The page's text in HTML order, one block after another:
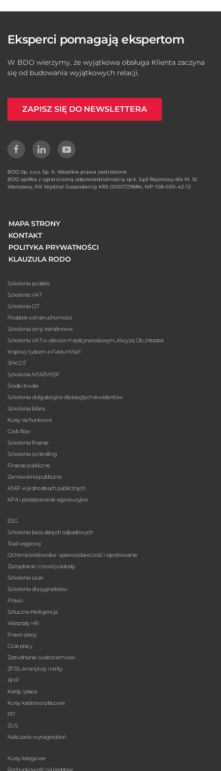
Eksperci pomagają ekspertom
W BDO wierzymy, że wyjątkowa obsługa Klienta zaczyna
się od budowania wyjątkowych relacji.
ZAPISZ SIĘ DO NEWSLETTERA
BDO Sp. z.o.o. Sp. K. Wszelkie prawa zastrzeżone
BDO spółka z ograniczoną odpowiedzialnością sp.k. Sąd Rejonowy dla M. St.
Warszawy, XIII Wydział Gospodarczy KRS 0000729684, NIP 108-000-42-12
MAPA STRONY
KONTAKT
POLITYKA PRYWATNOŚCI
KLAUZULA RODO
Szkolenia podatki
Szkolenia VAT
Szkolenia CIT
Podatek od nieruchomości
Szkolenia ceny transferowe
Szkolenia VAT w obrocie międzynarodowym, Akcyza, Cło, Intrastat
Krajowy System e-Faktur KSeF
JPK CIT
Szkolenia MSR/MSSF
Środki trwałe
Szkolenia obligatoryjne dla biegłych rewidentów
Szkolenia bilans
Kursy rachunkowe
Cash flow
Szkolenia finanse
Szkolenia controlling
Finanse publiczne
Zamówienia publiczne
KSEF w jednostkach publicznych
KPA i postepowanie egzekucyjne
ESG
Szkolenia baza danych odpadowych
Ślad węglowy
Ochrona środowiska - sprawozdawczość i raportowanie
Zarządzanie i rozwój osobisty
Szkolenia Lean
Szkolenia dla sygnalistów
Prawo
Sztuczna inteligencja
Warsztaty HR
Prawo pracy
Czas pracy
Zatrudnianie cudzoziemców
ZFŚS, emerytury i renty
BHP
Kardy i płace
Kursy kadrowo-płacowe
PIT
ZUS
Naliczanie wynagrodzeń
Kursy księgowe
Rachunkowość od podstaw